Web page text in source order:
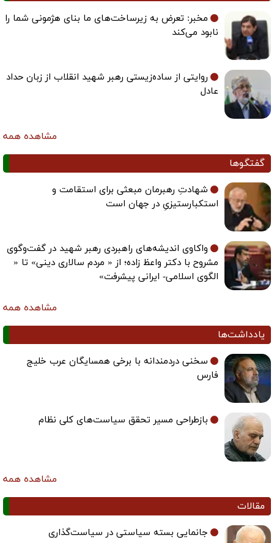
مخبر: تعرض به زیرساخت‌های ما بنای هژمونی شما را
نابود می‌کند
روایتی از ساده‌زیستی رهبر شهید انقلاب از زبان حداد
عادل
مشاهده همه
گفتگوها
شهادتِ رهبرمان مبعثی برای استقامت و
استکبارستیزیِ در جهان است
واکاوی اندیشه‌های راهبردی رهبر شهید در گفت‌وگوی
مشروح با دکتر واعظ زاده؛ از « مردم سالاری دینی» تا «
الگوی اسلامی- ایرانی پیشرفت»
مشاهده همه
یادداشت‌ها
سخنی دردمندانه با برخی همسایگان عرب خلیج
فارس
بازطراحی مسیر تحقق سیاست‌های کلی نظام
مشاهده همه
مقالات
جانمایی بسته سیاستی در سیاست‌گذاری